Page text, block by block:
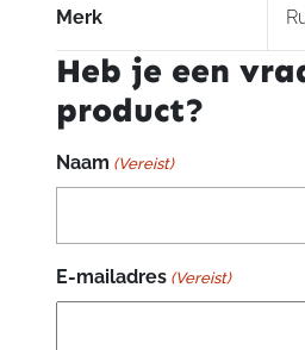
Merk
Heb je een
product?
Naam (Vereist)
E-mailadres (Vereist)